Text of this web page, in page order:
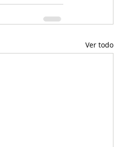
Ver todo